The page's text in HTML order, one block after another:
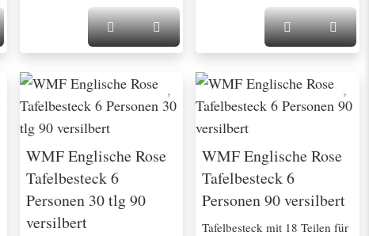
WMF Englische Rose
Tafelbesteck 6
Personen 30 tlg 90
versilbert
WMF Englische Rose
Tafelbesteck 6
Personen 90 versilbert
Tafelbesteck mit 18 Teilen für